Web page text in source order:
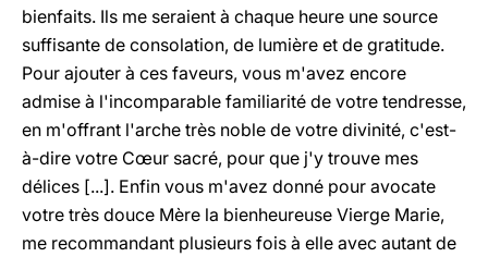
bienfaits. Ils me seraient à chaque heure une source
suffisante de consolation, de lumière et de gratitude.
Pour ajouter à ces faveurs, vous m'avez encore
admise à l'incomparable familiarité de votre tendresse,
en m'offrant l'arche très noble de votre divinité, c'est-
à-dire votre Cœur sacré, pour que j'y trouve mes
délices [...]. Enfin vous m'avez donné pour avocate
votre très douce Mère la bienheureuse Vierge Marie,
me recommandant plusieurs fois à elle avec autant de